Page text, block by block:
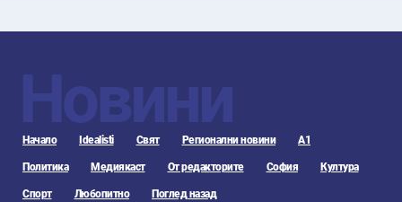
Новини
Начало Idealisti Свят Регионални новини А1
Политика Медиякаст От редакторите София Култура
Спорт Любопитно Поглед назад